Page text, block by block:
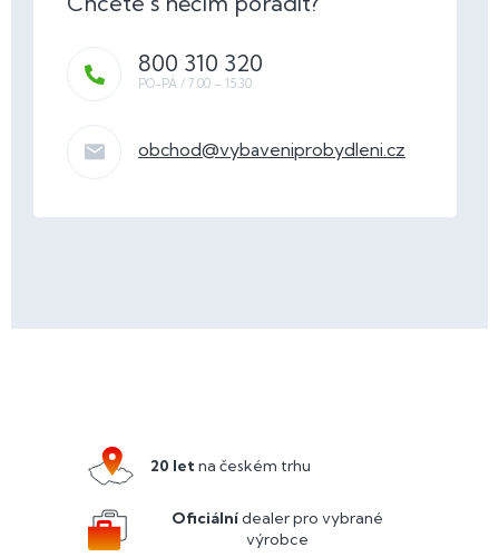
obchod@vybaveniprobydleni.cz
800 310 320
20 letna českém trhu
Oficiálnídealer pro vybrané
výrobce